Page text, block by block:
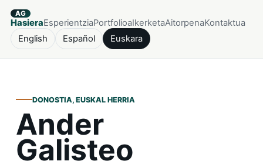
AG
HasieraEsperientziaPortfolioaIkerketaAitorpenaKontaktua
English
Español Euskara
DONOSTIA, EUSKAL HERRIA
Ander
Galisteo